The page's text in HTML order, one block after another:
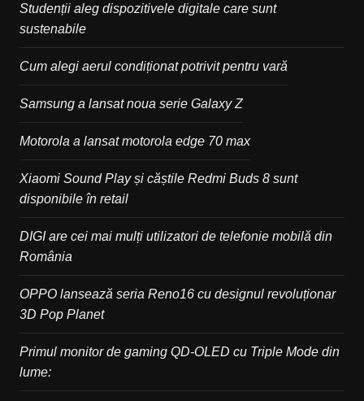
Studenții aleg dispozitivele digitale care sunt
sustenabile
Cum alegi aerul condiționat potrivit pentru vară
Samsung a lansat noua serie Galaxy Z
Motorola a lansat motorola edge 70 max
Xiaomi Sound Play și căștile Redmi Buds 8 sunt
disponibile în retail
DIGI are cei mai mulți utilizatori de telefonie mobilă din
România
OPPO lansează seria Reno16 cu designul revoluționar
3D Pop Planet
Primul monitor de gaming QD-OLED cu Triple Mode din
lume: